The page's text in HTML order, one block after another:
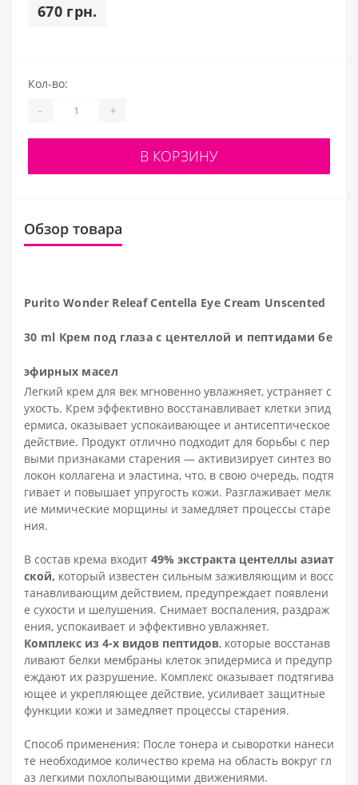
670 грн.
Кол-во:
- +
В КОРЗИНУ
Обзор товара
Purito Wonder Releaf Centella Eye Cream Unscented
30 ml Крем под глаза с центеллой и пептидами бе
эфирных масел
Легкий крем для век мгновенно увлажняет, устраняет с
ухость. Крем эффективно восстанавливает клетки эпид
ермиса, оказывает успокаивающее и антисептическое
действие. Продукт отлично подходит для борьбы с пер
выми признаками старения — активизирует синтез во
локон коллагена и эластина, что, в свою очередь, подтя
гивает и повышает упругость кожи. Разглаживает мелк
ие мимические морщины и замедляет процессы старе
ния.
В состав крема входит 49% экстракта центеллы азиат
ской, который известен сильным заживляющим и восс
танавливающим действием, предупреждает появлени
е сухости и шелушения. Снимает воспаления, раздраж
ения, успокаивает и эффективно увлажняет.
Комплекс из 4-х видов пептидов, которые восстанав
ливают белки мембраны клеток эпидермиса и предупр
еждают их разрушение. Комплекс оказывает подтягива
ющее и укрепляющее действие, усиливает защитные
функции кожи и замедляет процессы старения.
Способ применения: После тонера и сыворотки нанеси
те необходимое количество крема на область вокруг гл
аз легкими похлопывающими движениями.